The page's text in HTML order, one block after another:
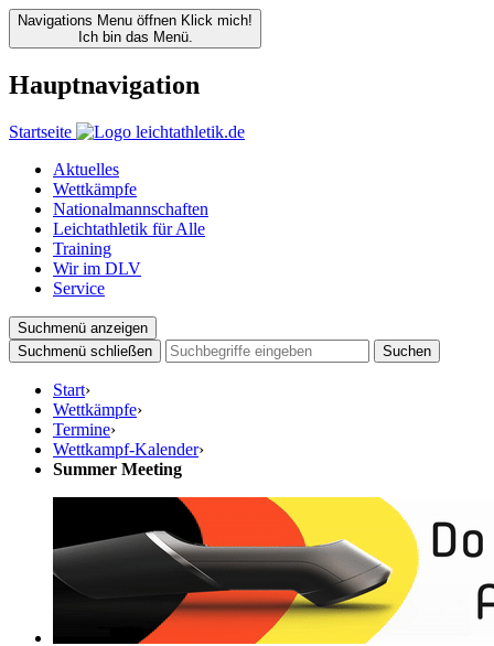
Navigations Menu öffnen Klick mich!
Ich bin das Menü.
Hauptnavigation
Startseite
Aktuelles
Wettkämpfe
Nationalmannschaften
Leichtathletik für Alle
Training
Wir im DLV
Service
Suchmenü anzeigen
Suchmenü schließen
Suchen
Start›
Wettkämpfe›
Termine›
Wettkampf-Kalender›
Summer Meeting